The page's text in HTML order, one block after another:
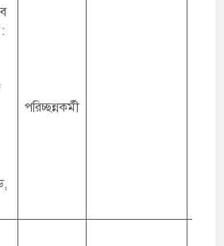
পরিচ্ছন্নকর্মী